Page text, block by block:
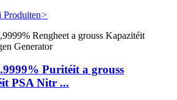
Produiten>
Puritéit a grouss
PSA Nitr ...